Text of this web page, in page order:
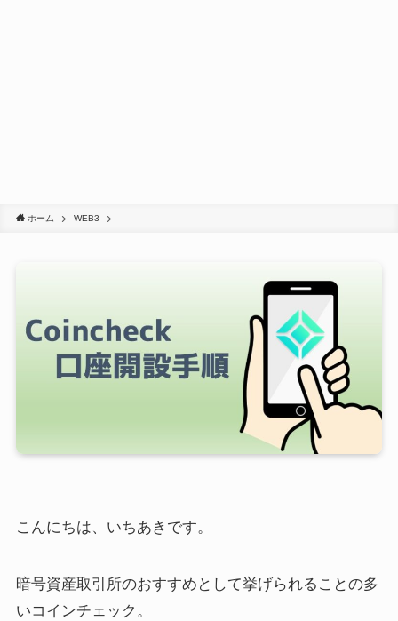
ホーム WEB3
こんにちは、いちあきです。
暗号資産取引所のおすすめとして挙げられることの多
いコインチェック。